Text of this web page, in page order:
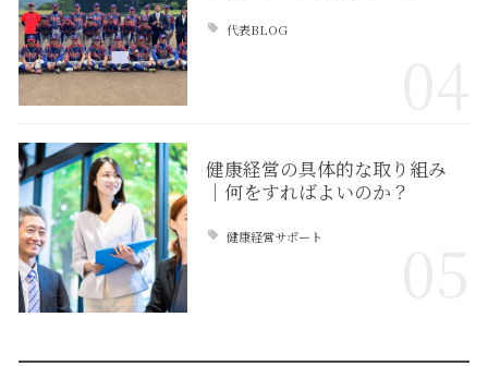
代表BLOG
健康経営の具体的な取り組み
｜何をすればよいのか？
健康経営サポート